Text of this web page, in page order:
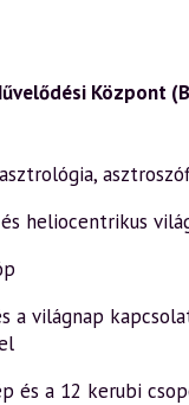
Központ
heliocentrikus
a világnap
és a 12 kerubi